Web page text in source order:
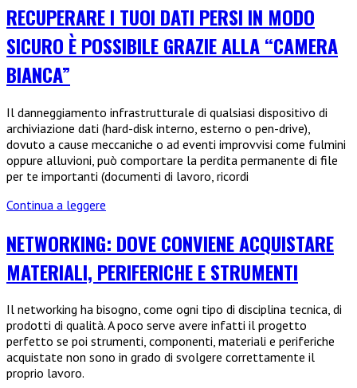
pc
aziendale
da
soli
Ecco
come
fare
RECUPERARE I TUOI DATI PERSI IN MODO
SICURO È POSSIBILE GRAZIE ALLA “CAMERA
BIANCA”
Il danneggiamento infrastrutturale di qualsiasi dispositivo di
archiviazione dati (hard-disk interno, esterno o pen-drive),
dovuto a cause meccaniche o ad eventi improvvisi come fulmini
oppure alluvioni, può comportare la perdita permanente di file
per te importanti (documenti di lavoro, ricordi
Continua a leggere
tuoi
dati
persi
in
sicuro
è
possibile
grazie
NETWORKING: DOVE CONVIENE ACQUISTARE
MATERIALI, PERIFERICHE E STRUMENTI
Il networking ha bisogno, come ogni tipo di disciplina tecnica, di
prodotti di qualità. A poco serve avere infatti il progetto
perfetto se poi strumenti, componenti, materiali e periferiche
acquistate non sono in grado di svolgere correttamente il
proprio lavoro.